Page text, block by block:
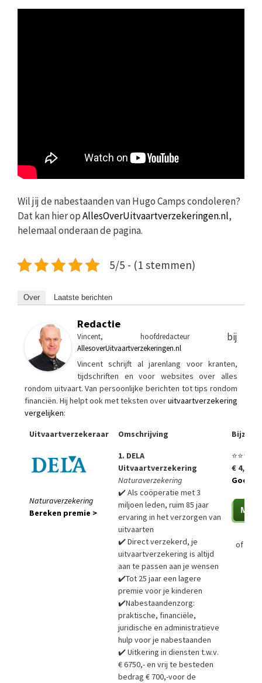
Wil jij de nabestaanden van Hugo Camps condoleren?
Dat kan hier opAllesOverUitvaartverzekeringen.nl,
helemaal onderaan de pagina.
5/5 - (1 stemmen)
Over Laatste berichten
Redactie
Vincent, hoofdredacteurbij
AllesoverUitvaartverzekeringen.nl
Vincent schrijft al jarenlang voor kranten,
tijdschriften en voor websites over alles
rondom uitvaart. Van persoonlijke berichten tot tips rondom
financiën. Hij helpt ook met teksten overuitvaartverzekering
vergelijken:
Uitvaartverzekeraar
Omschrijving
Naturaverzekering
Bereken premie >
1. DELA
Uitvaartverzekering
Naturaverzekering
✔️ Als coöperatie met 3
miljoen leden, ruim 85 jaar
ervaring in het verzorgen van
uitvaarten
✔️ Direct verzekerd, je
uitvaartverzekering is altijd
aan te passen aan je wensen
✔️Tot 25 jaar een lagere
premie voor je kinderen
✔️Nabestaandenzorg:
praktische, financiële,
juridische en administratieve
hulp voor je nabestaanden
✔️ Uitkering in diensten t.w.v.
€ 6750,- en vrij te besteden
bedrag € 700,-voor de
⭐⭐⭐⭐⭐
€ 4,99
of